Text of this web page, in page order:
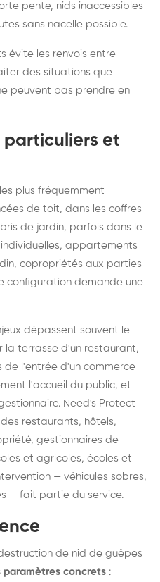
pente, nids inaccessibles
sans nacelle possible.
évite les renvois entre
des situations que
peuvent pas prendre en
particuliers et
plus fréquemment
de toit, dans les coffres
de jardin, parfois dans le
appartements
copropriétés aux parties
configuration demande une
dépassent souvent le
la terrasse d'un restaurant,
de l'entrée d'un commerce
l'accueil du public, et
Need's Protect
restaurants, hôtels,
gestionnaires de
et agricoles, écoles et
— véhicules sobres,
— fait partie du service.
de nid de guêpes
paramètres concrets :